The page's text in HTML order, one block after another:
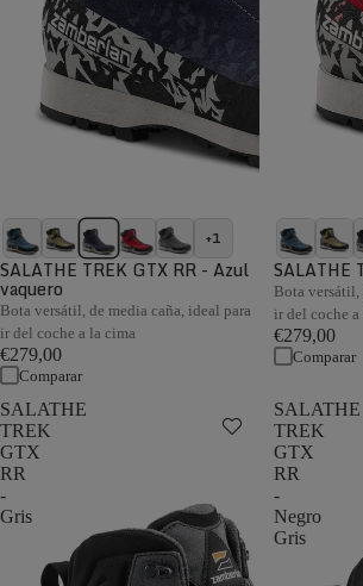
+1
SALATHE TREK GTX RR - Azul
vaquero
Bota versátil, de media caña, ideal para
ir del coche a la cima
€279,00
Comparar
SALATHE
Bota versátil,
ir del coche a
€279,00
Comparar
SALATHE
TREK
GTX
RR
-
Gris
SALATHE
TREK
GTX
RR
-
Negro
Gris